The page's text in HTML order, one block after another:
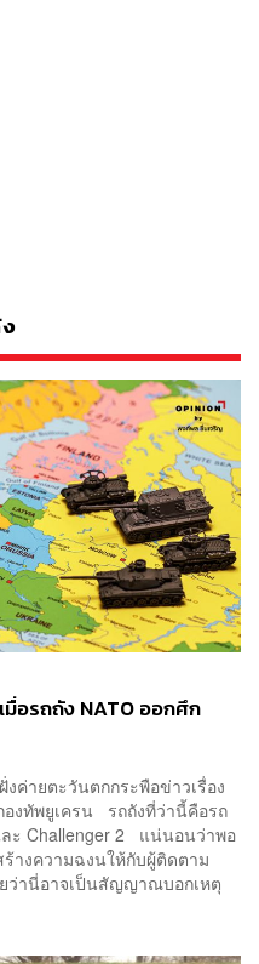
มื่อรถถัง NATO ออกศึก
ค่ายตะวันตกกระพือข่าวเรื่อง
องทัพยูเครน รถถังที่ว่านี้คือรถ
ละ Challenger 2 แน่นอนว่าพอ
างความฉงนให้กับผู้ติดตาม
ว่านี่อาจเป็นสัญญาณบอกเหตุ